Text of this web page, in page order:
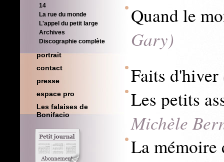
14
La rue du monde
L'appel du petit large
Archives
Discographie complète
portrait
contact
presse
espace pro
Les falaises de
Bonifacio
Quand le
Gary)
Faits d'hiver
Les petits
Michèle
La mémoire